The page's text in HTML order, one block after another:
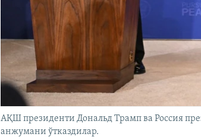
АҚШ президенти Дональд Трамп ва Россия
анжумани ўтказдилар.